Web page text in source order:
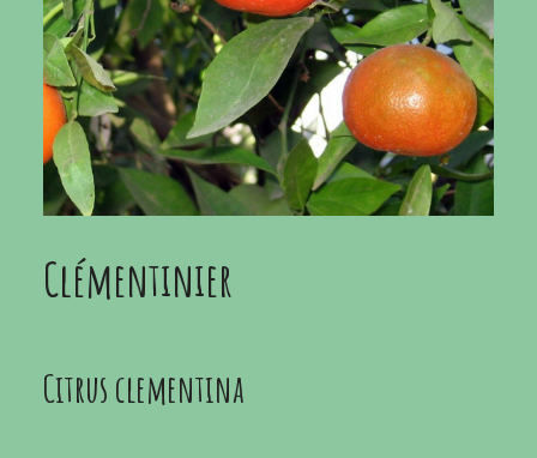
Clémentinier
Citrus clementina